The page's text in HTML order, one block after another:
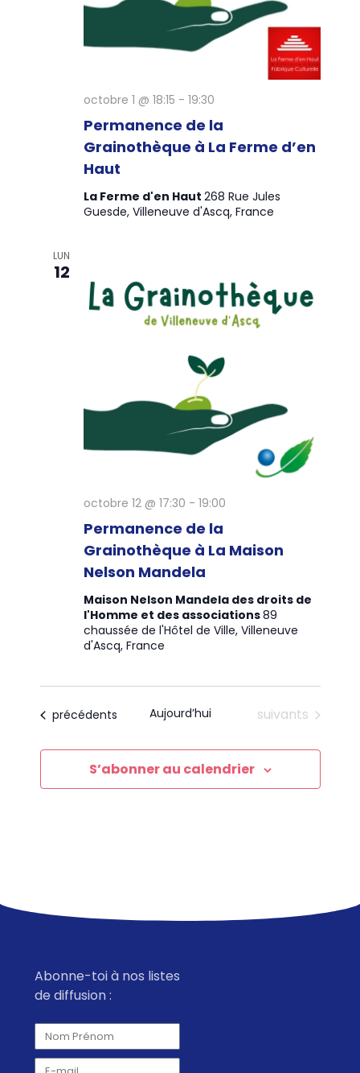
Permanence de la
Grainothèque à La Ferme d’en
Haut
octobre 1 @ 18:15 - 19:30
La Ferme d'en Haut 268 Rue Jules
Guesde, Villeneuve d'Ascq, France
LUN
12
Permanence de la
Grainothèque à La Maison
Nelson Mandela
octobre 12 @ 17:30 - 19:00
Maison Nelson Mandela des droits de
l'Homme et des associations89
chaussée de l'Hôtel de Ville, Villeneuve
d'Ascq, France
Évènements
précédents Aujourd’hui Évènements
suivants
S’abonner au calendrier
Abonne-toi à nos listes
de diffusion :